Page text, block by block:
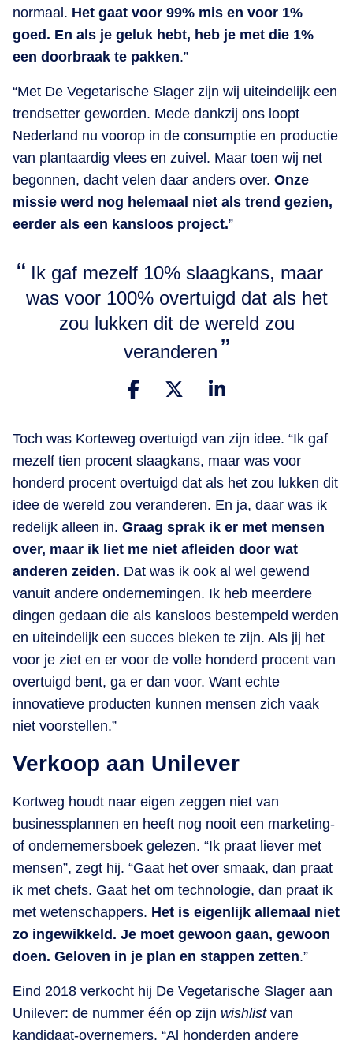
normaal. Het gaat voor 99% mis en voor 1%
goed. En als je geluk hebt, heb je met die 1%
een doorbraak te pakken.”
“Met De Vegetarische Slager zijn wij uiteindelijk een
trendsetter geworden. Mede dankzij ons loopt
Nederland nu voorop in de consumptie en productie
van plantaardig vlees en zuivel. Maar toen wij net
begonnen, dacht velen daar anders over. Onze
missie werd nog helemaal niet als trend gezien,
eerder als een kansloos project.”
Ik gaf mezelf 10% slaagkans, maar
was voor 100% overtuigd dat als het
zou lukken dit de wereld zou
veranderen
Toch was Korteweg overtuigd van zijn idee. “Ik gaf
mezelf tien procent slaagkans, maar was voor
honderd procent overtuigd dat als het zou lukken dit
idee de wereld zou veranderen. En ja, daar was ik
redelijk alleen in. Graag sprak ik er met mensen
over, maar ik liet me niet afleiden door wat
anderen zeiden. Dat was ik ook al wel gewend
vanuit andere ondernemingen. Ik heb meerdere
dingen gedaan die als kansloos bestempeld werden
en uiteindelijk een succes bleken te zijn. Als jij het
voor je ziet en er voor de volle honderd procent van
overtuigd bent, ga er dan voor. Want echte
innovatieve producten kunnen mensen zich vaak
niet voorstellen.”
Verkoop aan Unilever
Kortweg houdt naar eigen zeggen niet van
businessplannen en heeft nog nooit een marketing-
of ondernemersboek gelezen. “Ik praat liever met
mensen”, zegt hij. “Gaat het over smaak, dan praat
ik met chefs. Gaat het om technologie, dan praat ik
met wetenschappers. Het is eigenlijk allemaal niet
zo ingewikkeld. Je moet gewoon gaan, gewoon
doen. Geloven in je plan en stappen zetten.”
Eind 2018 verkocht hij De Vegetarische Slager aan
Unilever: de nummer één op zijn wishlist van
kandidaat-overnemers. “Al honderden andere